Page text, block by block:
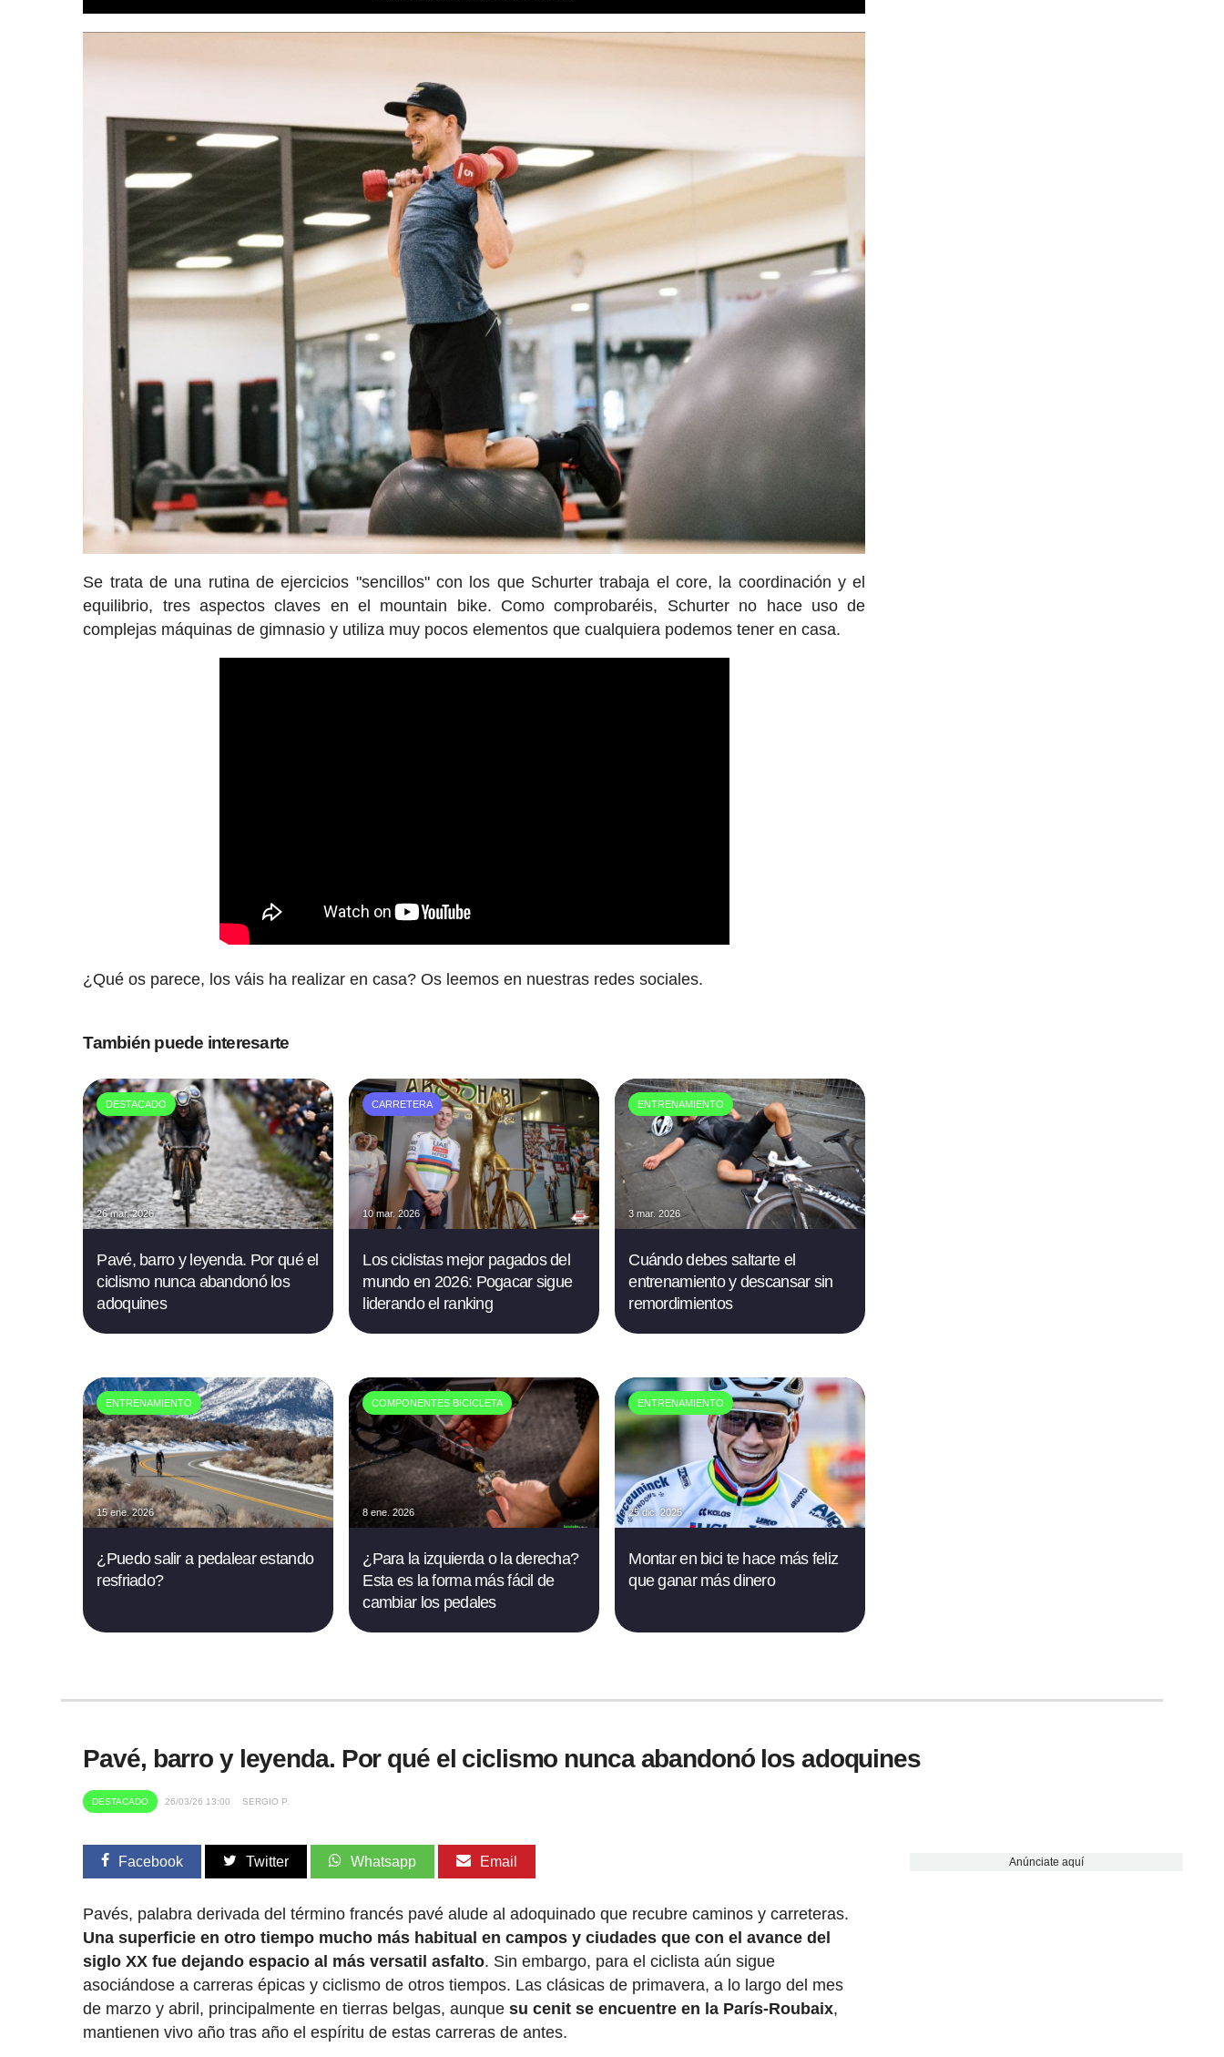
Se trata de una rutina de ejercicios "sencillos" con los que Schurter trabaja el core, la coordinación y el
equilibrio, tres aspectos claves en el mountain bike. Como comprobaréis, Schurter no hace uso de
complejas máquinas de gimnasio y utiliza muy pocos elementos que cualquiera podemos tener en casa.
¿Qué os parece, los váis ha realizar en casa? Os leemos en nuestras redes sociales.
También puede interesarte
DESTACADO
26 mar. 2026
Pavé, barro y leyenda. Por qué el
ciclismo nunca abandonó los
adoquines
CARRETERA
10 mar. 2026
Los ciclistas mejor pagados del
mundo en 2026: Pogacar sigue
liderando el ranking
ENTRENAMIENTO
3 mar. 2026
Cuándo debes saltarte el
entrenamiento y descansar sin
remordimientos
ENTRENAMIENTO
15 ene. 2026
¿Puedo salir a pedalear estando
resfriado?
COMPONENTES BICICLETA
8 ene. 2026
¿Para la izquierda o la derecha?
Esta es la forma más fácil de
cambiar los pedales
ENTRENAMIENTO
25 dic. 2025
Montar en bici te hace más feliz
que ganar más dinero
Pavé, barro y leyenda. Por qué el ciclismo nunca abandonó los adoquines
DESTACADO 26/03/26 13:00 SERGIO P.
Facebook Twitter Whatsapp Email
Pavés, palabra derivada del término francés pavé alude al adoquinado que recubre caminos y carreteras.
Una superficie en otro tiempo mucho más habitual en campos y ciudades que con el avance del
siglo XX fue dejando espacio al más versatil asfalto. Sin embargo, para el ciclista aún sigue
asociándose a carreras épicas y ciclismo de otros tiempos. Las clásicas de primavera, a lo largo del mes
de marzo y abril, principalmente en tierras belgas, aunquesu cenit se encuentre en la París-Roubaix,
mantienen vivo año tras año el espíritu de estas carreras de antes.
Anúnciate aquí